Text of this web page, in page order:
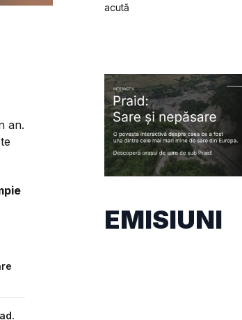
an.
acută
EMISIUNI